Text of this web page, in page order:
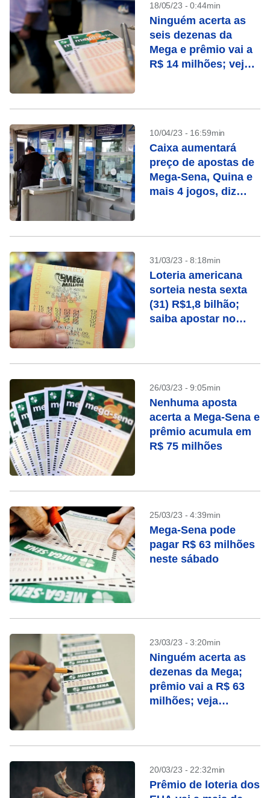
18/05/23 - 0:44min
Ninguém acerta as
seis dezenas da
Mega e prêmio vai a
R$ 14 milhões; veja
10/04/23 - 16:59min
Caixa aumentará
preço de apostas de
Mega-Sena, Quina e
mais 4 jogos, diz
31/03/23 - 8:18min
Loteria americana
sorteia nesta sexta
(31) R$1,8 bilhão;
saiba apostar no
26/03/23 - 9:05min
Nenhuma aposta
acerta a Mega-Sena e
prêmio acumula em
R$ 75 milhões
25/03/23 - 4:39min
Mega-Sena pode
pagar R$ 63 milhões
neste sábado
23/03/23 - 3:20min
Ninguém acerta as
dezenas da Mega;
prêmio vai a R$ 63
milhões; veja
20/03/23 - 22:32min
Prêmio de loteria dos